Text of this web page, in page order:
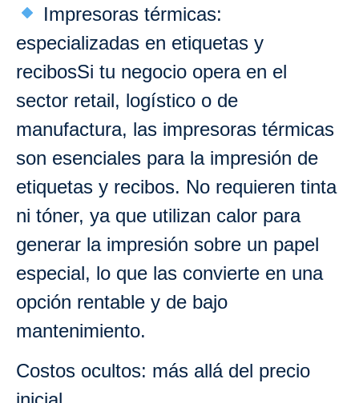
Impresoras térmicas:
especializadas en etiquetas y
recibosSi tu negocio opera en el
sector retail, logístico o de
manufactura, las impresoras térmicas
son esenciales para la impresión de
etiquetas y recibos. No requieren tinta
ni tóner, ya que utilizan calor para
generar la impresión sobre un papel
especial, lo que las convierte en una
opción rentable y de bajo
mantenimiento.
Costos ocultos: más allá del precio